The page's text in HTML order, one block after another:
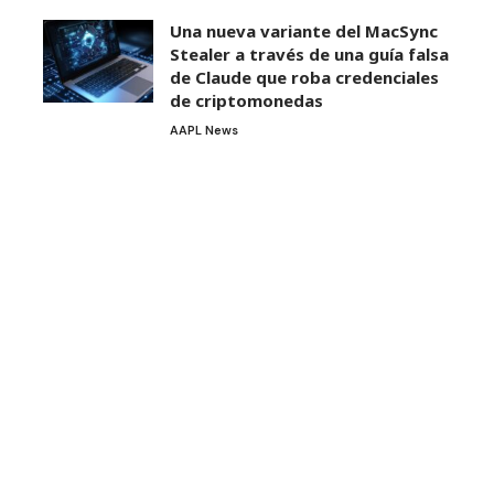
Una nueva variante del MacSync
Stealer a través de una guía falsa
de Claude que roba credenciales
de criptomonedas
AAPL News